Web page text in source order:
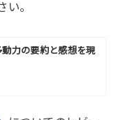
い。
動力の要約と感想を現